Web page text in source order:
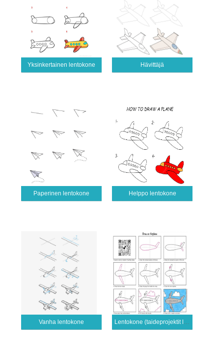
Yksinkertainen lentokone Hävittäjä
Paperinen lentokone Helppo lentokone
Vanha lentokone Lentokone (taideprojektit lapsille)